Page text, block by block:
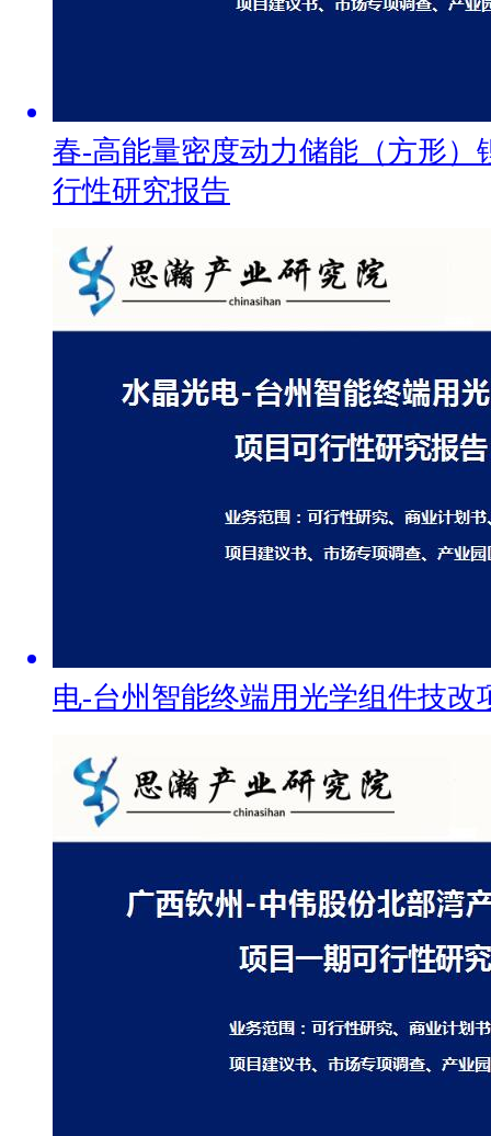
春-高能量密度动力储能（方形）
行性研究报告
电-台州智能终端用光学组件技改